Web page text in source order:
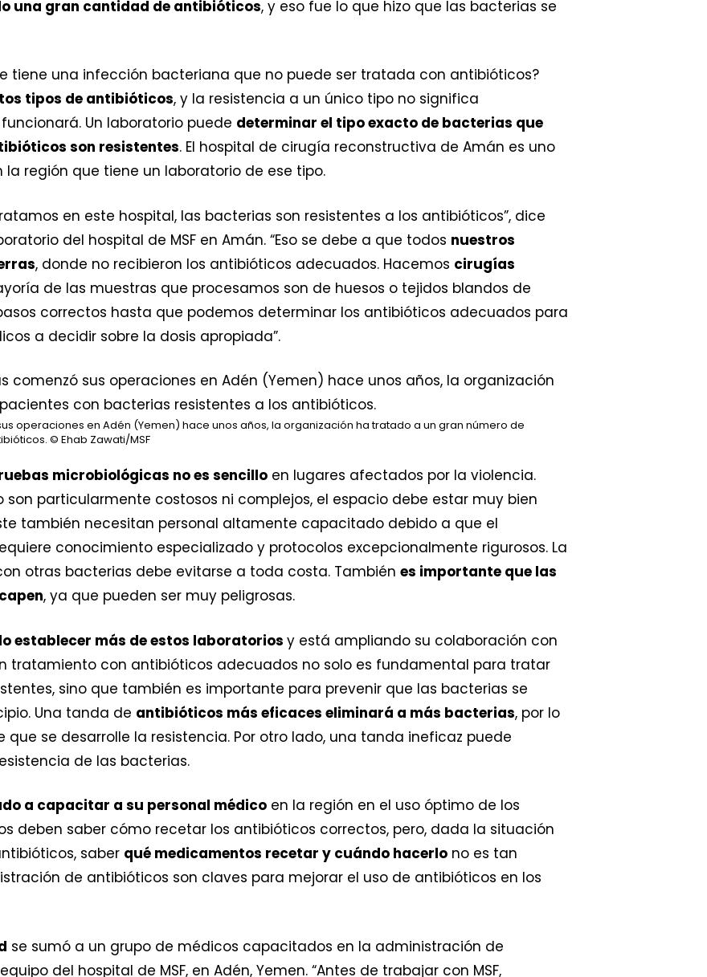
una gran cantidad de antibióticos, y eso fue lo que hizo que las bacterias se
tiene una infección bacteriana que no puede ser tratada con antibióticos?
tipos de antibióticos, y la resistencia a un único tipo no significa
Un laboratorio puede determinar el tipo exacto de bacterias que
son resistentes. El hospital de cirugía reconstructiva de Amán es uno
la región que tiene un laboratorio de ese tipo.
en este hospital, las bacterias son resistentes a los antibióticos”, dice
del hospital de MSF en Amán. “Eso se debe a que todos nuestros
, donde no recibieron los antibióticos adecuados. Hacemos cirugías
de las muestras que procesamos son de huesos o tejidos blandos de
correctos hasta que podemos determinar los antibióticos adecuados para
a decidir sobre la dosis apropiada”.
operaciones en Adén (Yemen) hace unos años, la organización ha tratado a un gran número de
© Ehab Zawati/MSF
microbiológicas no es sencillo en lugares afectados por la violencia.
son particularmente costosos ni complejos, el espacio debe estar muy bien
también necesitan personal altamente capacitado debido a que el
conocimiento especializado y protocolos excepcionalmente rigurosos. La
otras bacterias debe evitarse a toda costa. También es importante que las
, ya que pueden ser muy peligrosas.
establecer más de estos laboratorios y está ampliando su colaboración con
tratamiento con antibióticos adecuados no solo es fundamental para tratar
sino que también es importante para prevenir que las bacterias se
Una tanda de antibióticos más eficaces eliminará a más bacterias, por lo
se desarrolle la resistencia. Por otro lado, una tanda ineficaz puede
de las bacterias.
a capacitar a su personal médico en la región en el uso óptimo de los
deben saber cómo recetar los antibióticos correctos, pero, dada la situación
saber qué medicamentos recetar y cuándo hacerlo no es tan
de antibióticos son claves para mejorar el uso de antibióticos en los
se sumó a un grupo de médicos capacitados en la administración de
del hospital de MSF, en Adén, Yemen. “Antes de trabajar con MSF,